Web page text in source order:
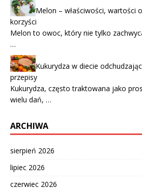
Melon – właściwości, wartości
korzyści
Melon to owoc, który nie tylko
…
Kukurydza w diecie
przepisy
Kukurydza, często traktowana jako
wielu dań, …
ARCHIWA
sierpień 2026
lipiec 2026
czerwiec 2026